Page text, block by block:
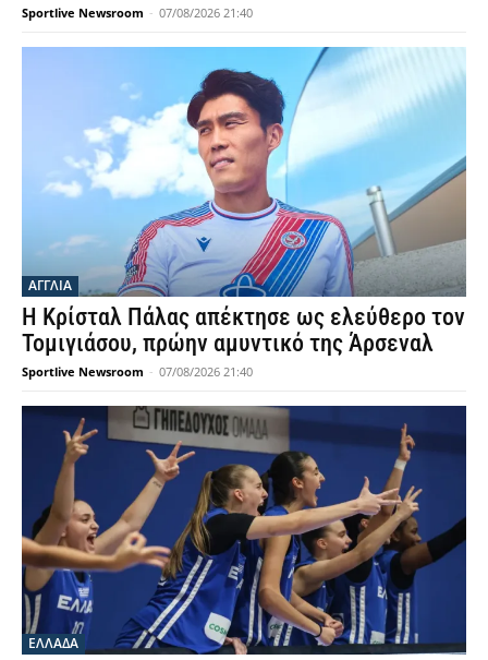
Sportlive Newsroom - 07/08/2026 21:40
ΑΓΓΛΙΑ
Η Κρίσταλ Πάλας απέκτησε ως ελεύθερο τον
Τομιγιάσου, πρώην αμυντικό της Άρσεναλ
Sportlive Newsroom - 07/08/2026 21:40
ΕΛΛΑΔΑ